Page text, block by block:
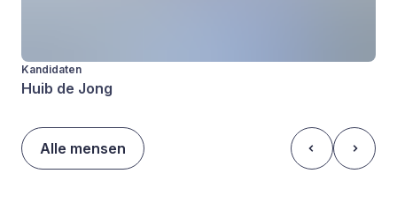
Kandidaten
Huib de Jong
Alle mensen